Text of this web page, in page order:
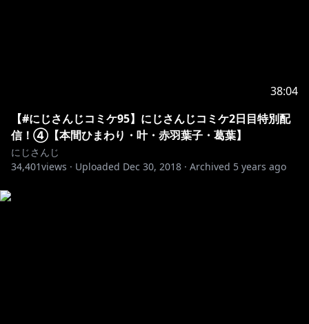
38:04
【#にじさんじコミケ95】にじさんじコミケ2日目特別配
信！④【本間ひまわり・叶・赤羽葉子・葛葉】
にじさんじ
34,401views · Uploaded Dec 30, 2018 · Archived 5 years ago